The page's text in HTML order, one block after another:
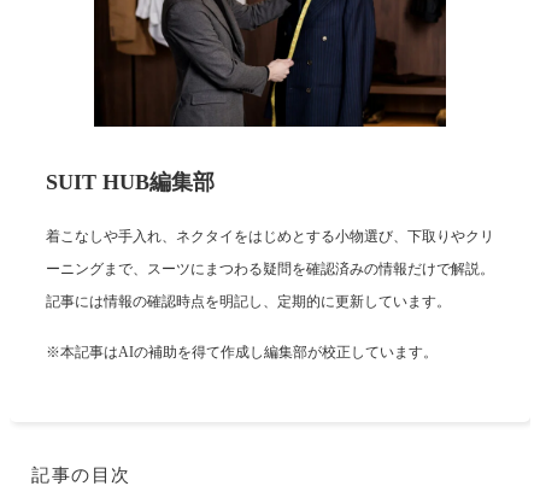
SUIT HUB編集部
着こなしや手入れ、ネクタイをはじめとする小物選び、下取りやクリ
ーニングまで、スーツにまつわる疑問を確認済みの情報だけで解説。
記事には情報の確認時点を明記し、定期的に更新しています。
※本記事はAIの補助を得て作成し編集部が校正しています。
記事の目次